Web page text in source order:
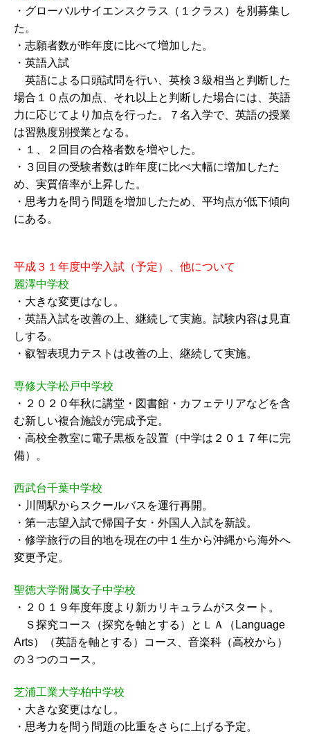
・グローバルサイエンスクラス（１クラス）を別募集し
た。
・志願者数が昨年度に比べて増加した。
・英語入試
英語による口頭試問を行い、英検３級相当と判断した
場合１０点の加点、それ以上と判断した場合には、英語
力に応じてより加点を行った。７名入学で、英語の授業
は習熟度別授業となる。
・１、２回目の合格者数を増やした。
・３回目の受験者数は昨年度に比べ大幅に増加したた
め、実質倍率が上昇した。
・思考力を問う問題を増加したため、平均点が低下傾向
にある。
平成３１年度中学入試（予定）、他について
麗澤中学校
・大きな変更はなし。
・英語入試を改善の上、継続して実施。試験内容は見直
しする。
・叡智表現力テストは改善の上、継続して実施。
専修大学松戸中学校
・２０２０年秋に講堂・図書館・カフェテリアなどを含
む新しい複合施設が完成予定。
・高校全教室に電子黒板を設置（中学は２０１７年に完
備）。
西武台千葉中学校
・川間駅からスクールバスを運行再開。
・第一志望入試で帰国子女・外国人入試を新設。
・修学旅行の目的地を現在の中１生から沖縄から海外へ
変更予定。
聖徳大学附属女子中学校
・２０１９年度年度より新カリキュラムがスタート。
Ｓ探究コース（探究を軸とする）とＬＡ（Language
Arts）（英語を軸とする）コース、音楽科（高校から）
の３つのコース。
芝浦工業大学柏中学校
・大きな変更はなし。
・思考力を問う問題の比重をさらに上げる予定。